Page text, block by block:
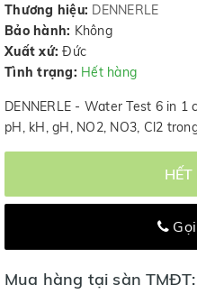
Thương hiệu: DENNERLE
Bảo hành: Không
Xuất xứ: Đức
Tình trạng: Hết hàng
DENNERLE - Water Test 6 in
pH, kH, gH, NO2, NO3, Cl2
Mua hàng tại sàn TMĐT: